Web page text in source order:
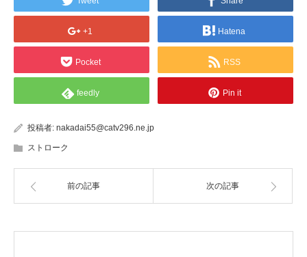
+1 Hatena
Pocket RSS
feedly Pin it
投稿者: nakadai55@catv296.ne.jp
ストローク
前の記事 次の記事